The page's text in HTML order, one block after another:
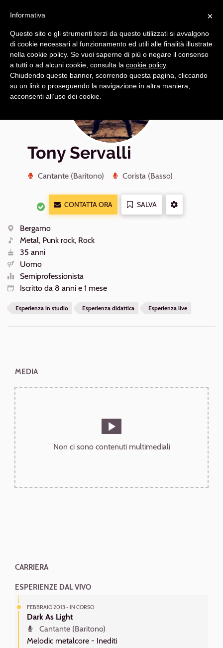
principale
Tony Servalli
Cantante (Baritono) Corista (Basso)
CONTATTA ORA
SALVA
ALTRE
Luogo
Bergamo
Generi
Metal, Punk rock, Rock
Età
35 anni
Sesso
Uomo
Livello
Semiprofessionista
Iscritto da 8 anni e 1 mese
Esperienza in studio Esperienza didattica Esperienza live
MEDIA
Non ci sono contenuti multimediali
CARRIERA
ESPERIENZE DAL VIVO
FEBBRAIO 2013 - IN CORSO
Dark As Light
Cantante (Baritono)
Melodic metalcore - Inediti
×
Informativa
Questo sito o gli strumenti terzi da questo utilizzati si avvalgono
di cookie necessari al funzionamento ed utili alle finalità illustrate
nella cookie policy. Se vuoi saperne di più o negare il consenso
a tutti o ad alcuni cookie, consulta la cookie policy.
Chiudendo questo banner, scorrendo questa pagina, cliccando
su un link o proseguendo la navigazione in altra maniera,
acconsenti all’uso dei cookie.